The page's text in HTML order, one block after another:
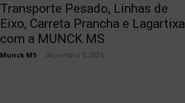
Transporte Pesado, Linhas de
Eixo, Carreta Prancha e Lagartixa
com a MUNCK MS
Munck MS dezembro 5, 2025